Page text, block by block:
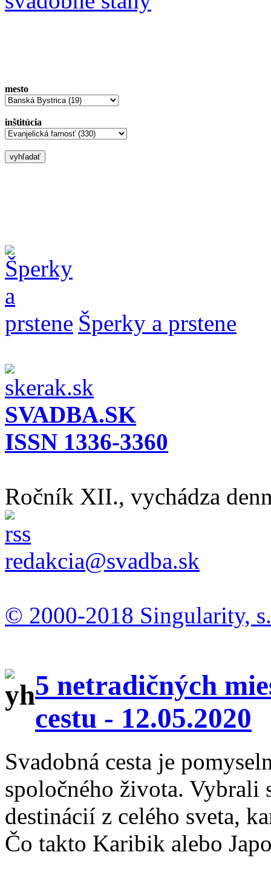
mesto
inštitúcia
Šperky a prstene
SVADBA.SK
ISSN 1336-3360
Ročník XII., vychádza
redakcia@svadba.sk
© 2000-2018 Singularity,
5 netradičných
cestu - 12.05.2020
Svadobná cesta je
spoločného života. Vybrali
destinácií z celého sveta,
Čo takto Karibik alebo